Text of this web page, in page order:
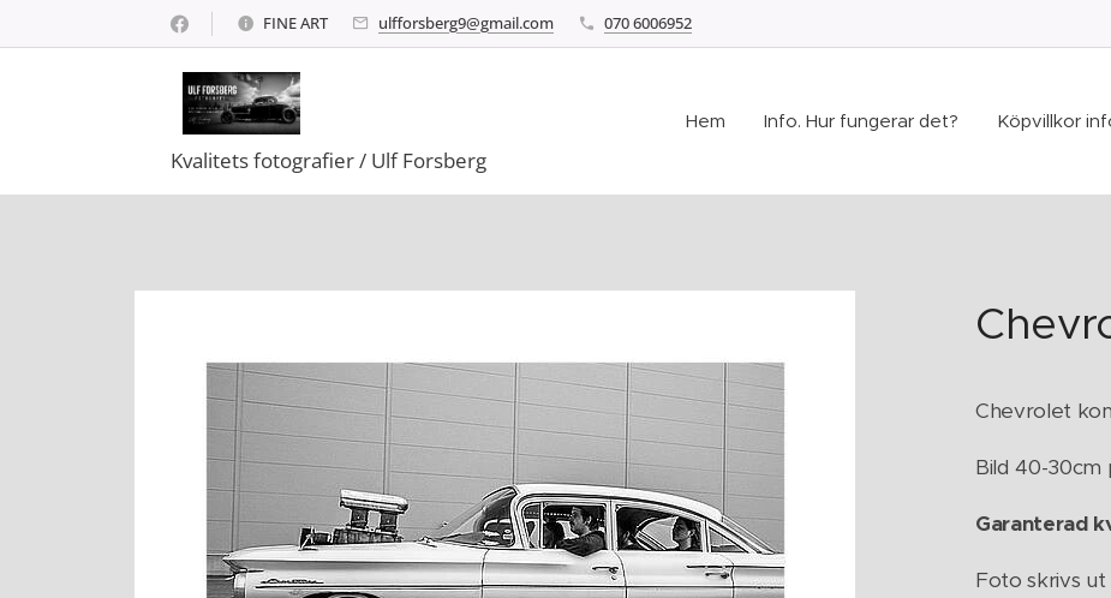
FINE ART ulfforsberg9@gmail.com 070 6006952
Kvalitets fotografier / Ulf Forsberg
Hem Info. Hur fungerar det? Köpvillkor
Chevrolet
Bild 40-30cm
Garanterad
Foto skrivs ut